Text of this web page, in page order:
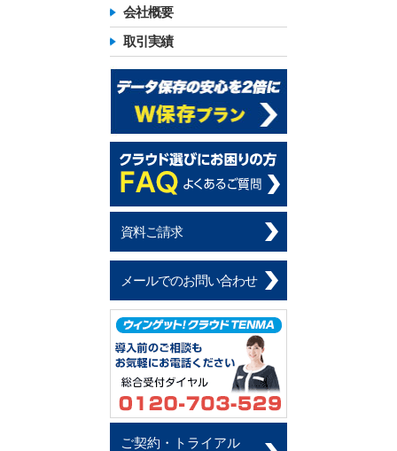
会社概要
取引実績
資料ご請求
メールでのお問い合わせ
ご契約・トライアル